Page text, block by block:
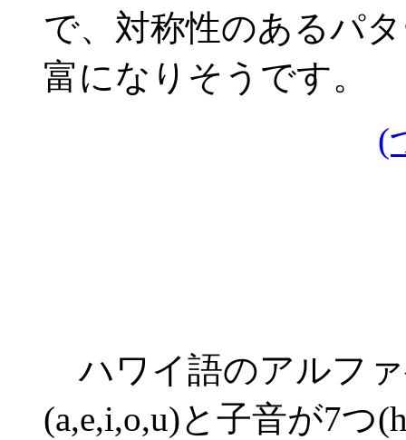
で、対称性のあるパ
富になりそうです。
(
ハワイ語のアルフ
(a,e,i,o,u)と子音が7つ